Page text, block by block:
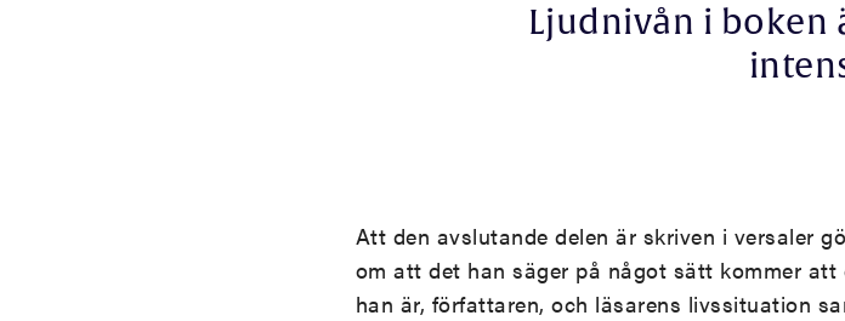
Ljudnivån i boken
Att den avslutande delen är skriven i versaler
om att det han säger på något sätt kommer
han är, författaren, och läsarens livssituation